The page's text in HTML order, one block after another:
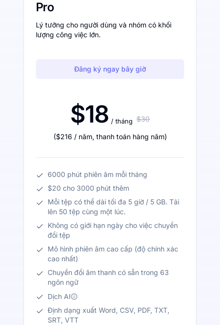
Pro
Lý tưởng cho người dùng và nhóm có khối
lượng công việc lớn.
Đăng ký ngay bây giờ
$18 / tháng $30
($216 / năm, thanh toán hàng năm)
6000 phút phiên âm mỗi tháng
$20 cho 3000 phút thêm
Mỗi tệp có thể dài tối đa 5 giờ / 5 GB. Tải
lên 50 tệp cùng một lúc.
Không có giới hạn ngày cho việc chuyển
đổi tệp
Mô hình phiên âm cao cấp (độ chính xác
cao nhất)
Chuyển đổi âm thanh có sẵn trong 63
ngôn ngữ
Dịch AI
Định dạng xuất Word, CSV, PDF, TXT,
SRT, VTT